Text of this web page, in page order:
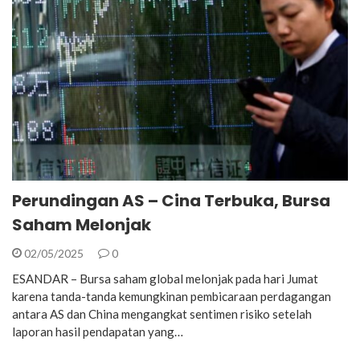
Perundingan AS – Cina Terbuka, Bursa
Saham Melonjak
02/05/2025 0
ESANDAR – Bursa saham global melonjak pada hari Jumat
karena tanda-tanda kemungkinan pembicaraan perdagangan
antara AS dan China mengangkat sentimen risiko setelah
laporan hasil pendapatan yang…